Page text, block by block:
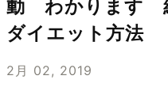
動 わかります
ダイエット方法
2月 02, 2019